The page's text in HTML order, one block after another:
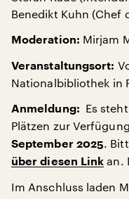
Benedikt Kuhn (Chef
Moderation: Mirjam
Veranstaltungsort:
Nationalbibliothek in
Anmeldung:
Es
Plätzen zur
September 2025.
über diesen Link an.
Im Anschluss laden